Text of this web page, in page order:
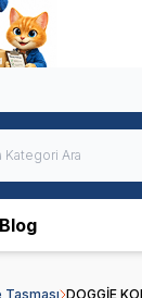
Blog
DOGGİE